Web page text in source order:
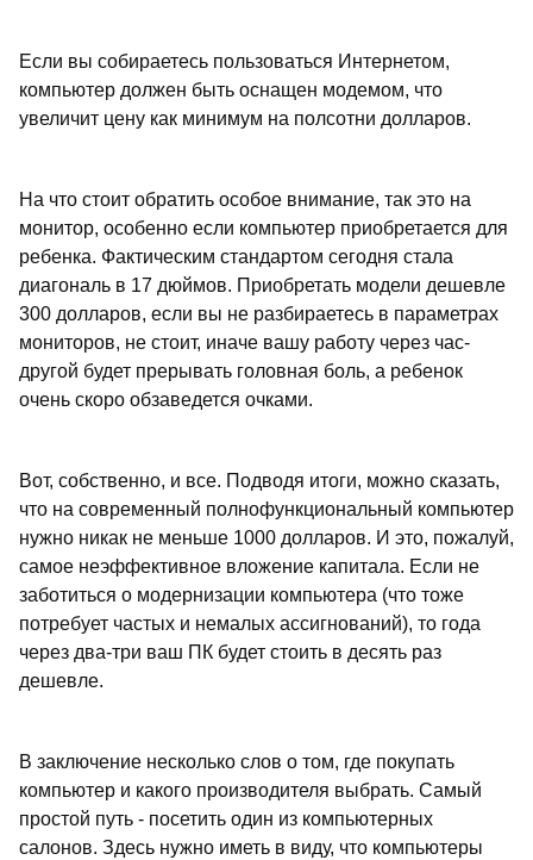
Если вы собираетесь пользоваться Интернетом,
компьютер должен быть оснащен модемом, что
увеличит цену как минимум на полсотни долларов.
На что стоит обратить особое внимание, так это на
монитор, особенно если компьютер приобретается для
ребенка. Фактическим стандартом сегодня стала
диагональ в 17 дюймов. Приобретать модели дешевле
300 долларов, если вы не разбираетесь в параметрах
мониторов, не стоит, иначе вашу работу через час-
другой будет прерывать головная боль, а ребенок
очень скоро обзаведется очками.
Вот, собственно, и все. Подводя итоги, можно сказать,
что на современный полнофункциональный компьютер
нужно никак не меньше 1000 долларов. И это, пожалуй,
самое неэффективное вложение капитала. Если не
заботиться о модернизации компьютера (что тоже
потребует частых и немалых ассигнований), то года
через два-три ваш ПК будет стоить в десять раз
дешевле.
В заключение несколько слов о том, где покупать
компьютер и какого производителя выбрать. Самый
простой путь - посетить один из компьютерных
салонов. Здесь нужно иметь в виду, что компьютеры